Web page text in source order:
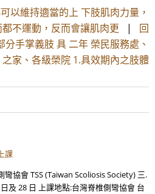
以維持適當的上 下肢肌肉力量，
不運動，反而會讓肌肉更 | 回
分手掌義肢 具 二年 榮民服務處、
家、各級榮院 1.具效期內之肢體
課
協會 TSS (Taiwan Scoliosis Society) 三.
及 28 日 上課地點:台灣脊椎側彎協會 台